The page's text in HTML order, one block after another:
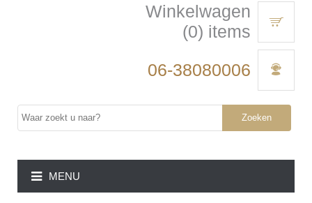
Winkelwagen
(0) items
06-38080006
Zoeken
MENU